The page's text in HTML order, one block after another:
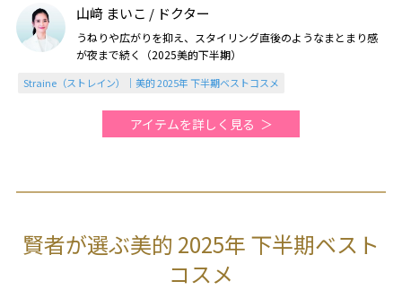
山﨑 まいこ / ドクター
うねりや広がりを抑え、スタイリング直後のようなまとまり感
が夜まで続く（2025美的下半期）
Straine（ストレイン）｜美的 2025年 下半期ベストコスメ
アイテムを詳しく見る
賢者が選ぶ美的 2025年 下半期ベスト
コスメ